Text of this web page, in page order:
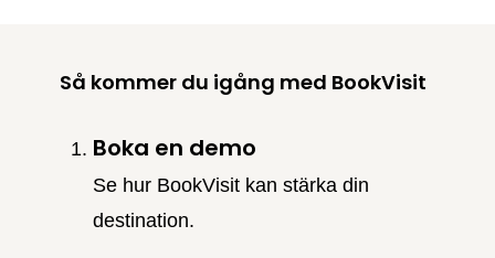
Så kommer du igång med BookVisit
Boka en demo
Se hur BookVisit kan stärkadin
destination.